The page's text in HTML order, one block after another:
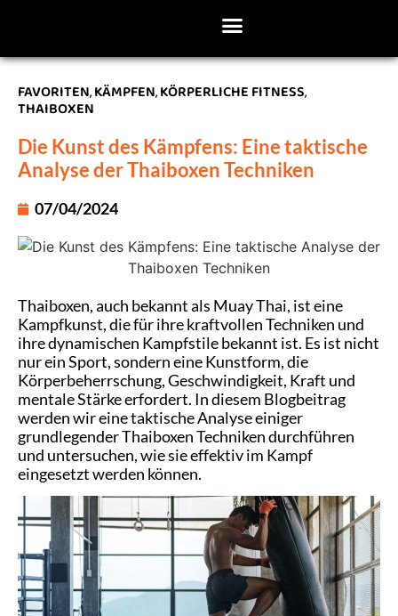
FAVORITEN,KÄMPFEN,KÖRPERLICHE FITNESS,
THAIBOXEN
Die Kunst des Kämpfens: Eine taktische
Analyse der Thaiboxen Techniken
07/04/2024
Thaiboxen, auch bekannt als Muay Thai, ist eine
Kampfkunst, die für ihre kraftvollen Techniken und
ihre dynamischen Kampfstile bekannt ist. Es ist nicht
nur ein Sport, sondern eine Kunstform, die
Körperbeherrschung, Geschwindigkeit, Kraft und
mentale Stärke erfordert. In diesem Blogbeitrag
werden wir eine taktische Analyse einiger
grundlegender Thaiboxen Techniken durchführen
und untersuchen, wie sie effektiv im Kampf
eingesetzt werden können.